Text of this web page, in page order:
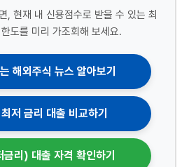
, 현재 내 신용점수로 받을 수 있는 최
도를 미리 가조회해 보세요.
해외주식 뉴스 알아보기
저 금리 대출 비교하기
리) 대출 자격 확인하기